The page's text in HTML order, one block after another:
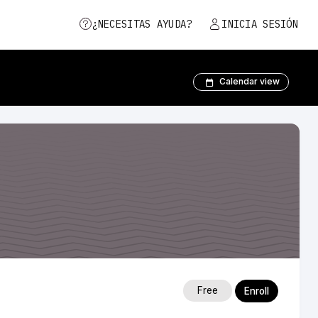
¿NECESITAS AYUDA? INICIA SESIÓN
Calendar view
Free Enroll